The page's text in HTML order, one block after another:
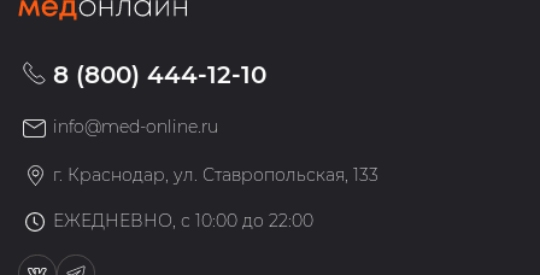
8 (800) 444-12-10
info@med-online.ru
г. Краснодар, ул. Ставропольская, 133
ЕЖЕДНЕВНО, с 10:00 до 22:00